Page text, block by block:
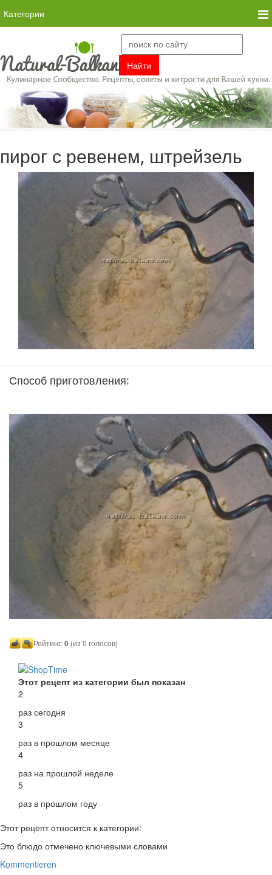
Категории
пирог с ревенем, штрейзель
Способ приготовления:
Рейтинг:0 (из 0 голосов)
Этот рецепт из категории был показан
2
раз сегодня
3
раз в прошлом месяце
4
раз на прошлой неделе
5
раз в прошлом году
Этот рецепт относится к категории:
Это блюдо отмечено ключевыми словами
Kommentieren